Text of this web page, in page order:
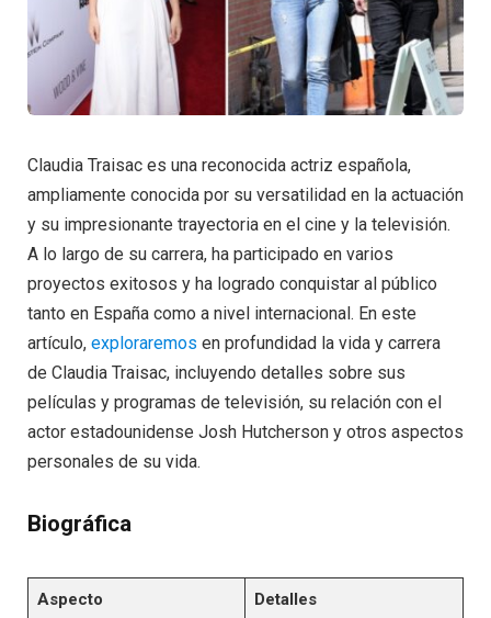
Claudia Traisac es una reconocida actriz española,
ampliamente conocida por su versatilidad en la actuación
y su impresionante trayectoria en el cine y la televisión.
A lo largo de su carrera, ha participado en varios
proyectos exitosos y ha logrado conquistar al público
tanto en España como a nivel internacional. En este
artículo, exploraremos en profundidad la vida y carrera
de Claudia Traisac, incluyendo detalles sobre sus
películas y programas de televisión, su relación con el
actor estadounidense Josh Hutcherson y otros aspectos
personales de su vida.
Biográfica
Aspecto Detalles